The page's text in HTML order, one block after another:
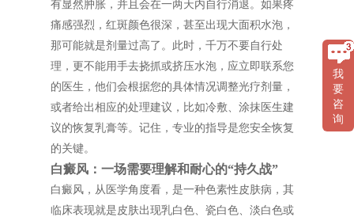
有显然肿胀，并且会在一两天内自行消退。如果疼
痛感强烈，红斑颜色很深，甚至出现大面积水泡，
那可能就是剂量过高了。此时，千万不要自行处
理，更不能用手去挠抓或挤压水泡，应立即联系您
的医生，他们会根据您的具体情况调整光疗剂量，
或者给出相应的处理建议，比如冷敷、涂抹医生建
议的恢复乳膏等。记住，专业的指导是您安全恢复
的关键。
白癜风：一场需要理解和耐心的“持久战”
白癜风，从医学角度看，是一种色素性皮肤病，其
临床表现就是皮肤出现乳白色、瓷白色、淡白色或
我
要
咨
询